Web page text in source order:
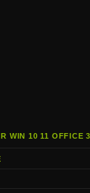
WIN 10 11 OFFICE